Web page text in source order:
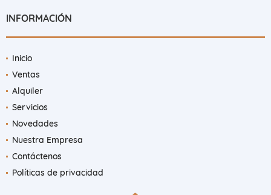
INFORMACIÓN
Inicio
Ventas
Alquiler
Servicios
Novedades
Nuestra Empresa
Contáctenos
Políticas de privacidad